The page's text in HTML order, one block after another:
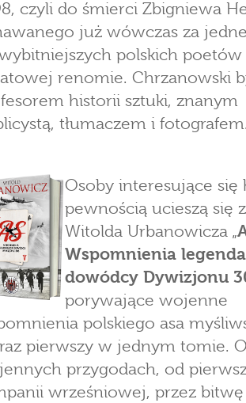
czyli do śmierci Zbigniewa
już wówczas za
polskich poetów
renomie. Chrzanowski
historii sztuki, znanym
tłumaczem i
Osoby interesujące się
pewnością ucieszą się
Witolda Urbanowicza „
Wspomnienia
dowódcy Dywizjonu
porywające wojenne
polskiego asa
pierwszy w jednym tomie.
przygodach, od
wrześniowej, przez